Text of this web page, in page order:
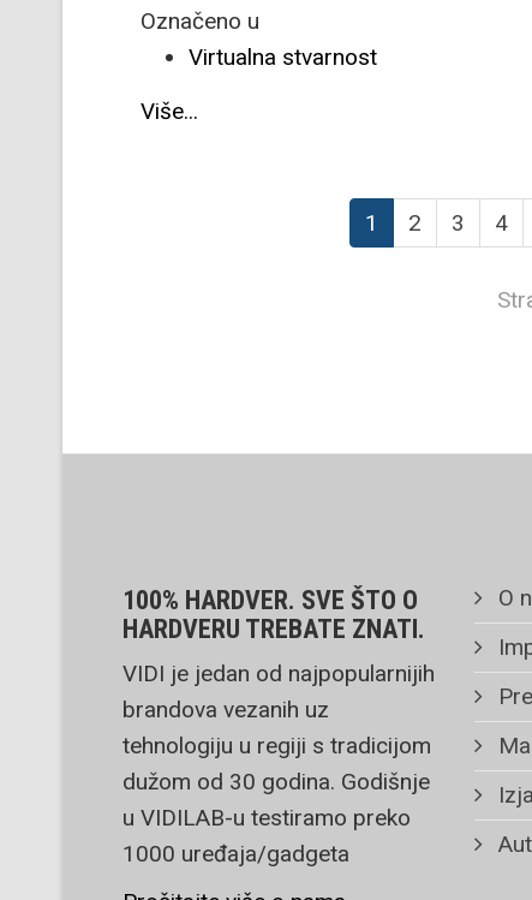
Označeno u
Virtualna stvarnost
Više...
1 2 3 4
100% HARDVER. SVE ŠTO O
HARDVERU TREBATE ZNATI.
VIDI je jedan od najpopularnijih
brandova vezanih uz
tehnologiju u regiji s tradicijom
dužom od 30 godina. Godišnje
u VIDILAB-u testiramo preko
1000 uređaja/gadgeta
O